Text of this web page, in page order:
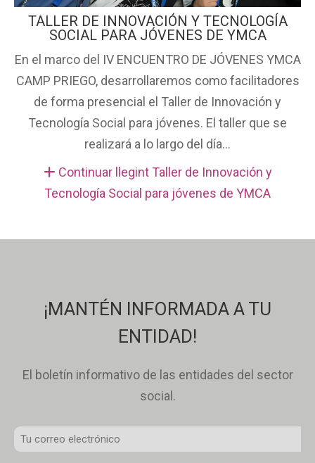
TALLER DE INNOVACIÓN Y TECNOLOGÍA
SOCIAL PARA JÓVENES DE YMCA
En el marco del IV ENCUENTRO DE JÓVENES YMCA
CAMP PRIEGO, desarrollaremos como facilitadores
de forma presencial el Taller de Innovación y
Tecnología Social para jóvenes. El taller que se
realizará a lo largo del día...
Continuar llegint Taller de Innovación y
Tecnología Social para jóvenes de YMCA
¡MANTÉN INFORMADA A TU
ENTIDAD!
El boletín informativo de las entidades del sector
social.
Correo